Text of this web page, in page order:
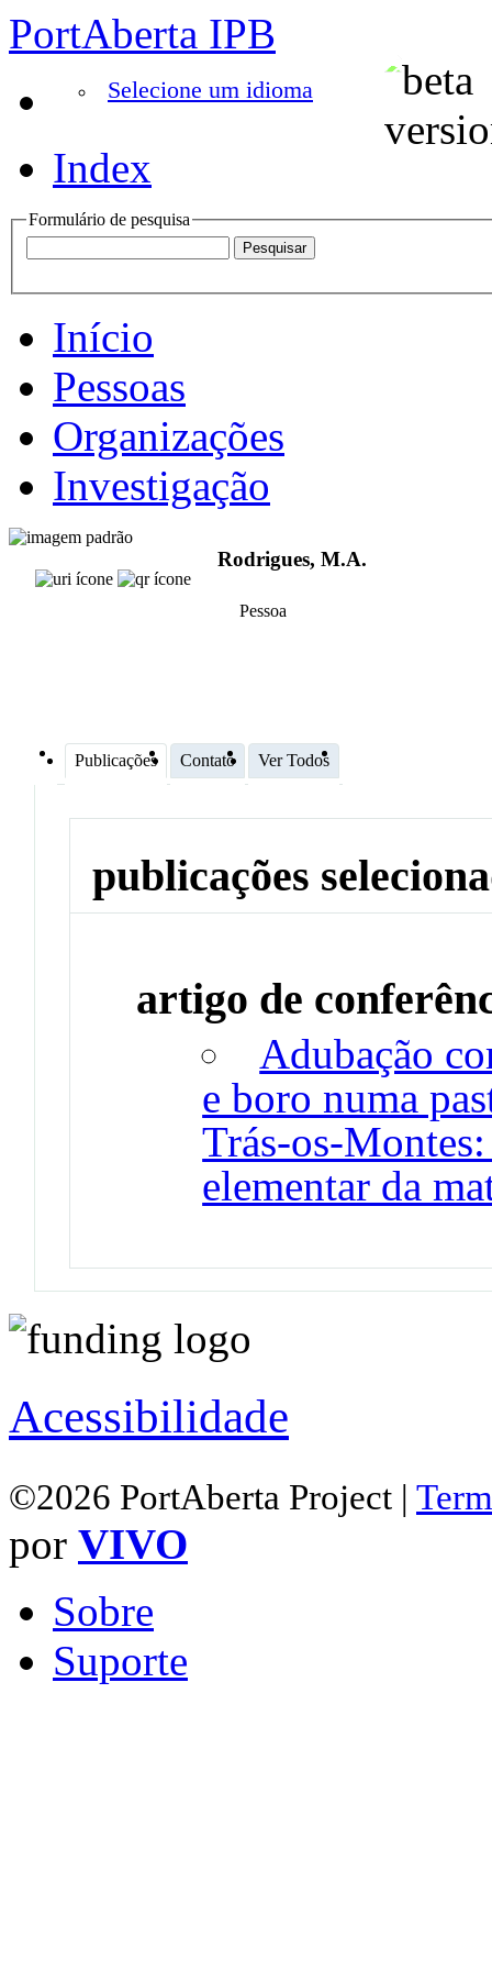
PortAberta IPB
Selecione um idioma
Index
Formulário de pesquisa
Início
Pessoas
Organizações
Investigação
Rodrigues, M.A.
Pessoa
Publicações Contato Ver Todos
publicações
artigo de
Adubação
e boro numa
Trás-os-
elementar da
Acessibilidade
©2026 PortAberta Project |
por VIVO
Sobre
Suporte